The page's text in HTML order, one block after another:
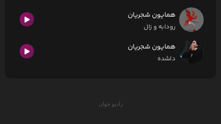
همایون شجریان
رودابه و زال
همایون شجریان
دلشده
رادیو جوان